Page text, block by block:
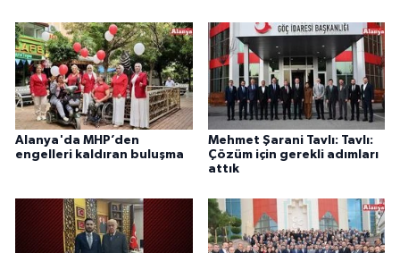
Alanya'da MHP’den
engelleri kaldıran buluşma
Mehmet Şarani Tavlı: Tavlı:
Çözüm için gerekli adımları
attık